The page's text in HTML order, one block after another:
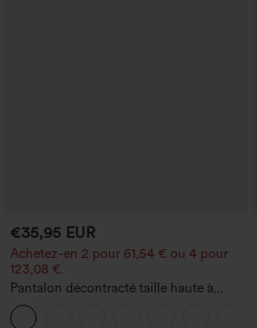
€35,95 EUR
Achetez-en 2 pour 61,54 € ou 4 pour
123,08 €.
Pantalon décontracté taille haute à
jambe droite, effet lin, avec poches